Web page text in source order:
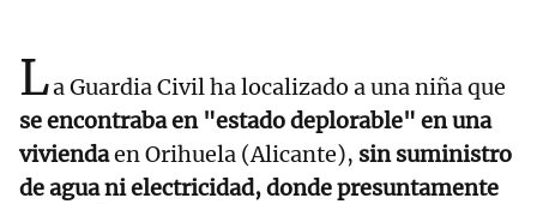
La Guardia Civil ha localizado a una niña que
se encontraba en "estado deplorable" en una
viviendaen Orihuela (Alicante), sin suministro
de agua ni electricidad, donde presuntamente